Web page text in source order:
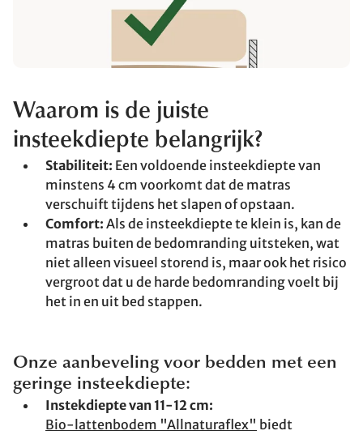
Waarom is de juiste
insteekdiepte belangrijk?
Stabiliteit: Een voldoende insteekdiepte van
minstens 4 cm voorkomt dat de matras
verschuift tijdens het slapen of opstaan.
Comfort: Als de insteekdiepte te klein is, kan de
matras buiten de bedomranding uitsteken, wat
niet alleen visueel storend is, maar ook het risico
vergroot dat u de harde bedomranding voelt bij
het in en uit bed stappen.
Onze aanbeveling voor bedden met een
geringe insteekdiepte:
Instekdiepte van 11-12 cm:
Bio-lattenbodem "Allnaturaflex" biedt